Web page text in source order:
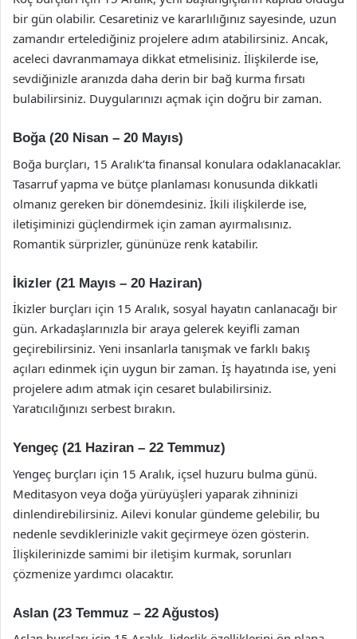
bir gün olabilir. Cesaretiniz ve kararlılığınız sayesinde, uzun
zamandır ertelediğiniz projelere adım atabilirsiniz. Ancak,
aceleci davranmamaya dikkat etmelisiniz. İlişkilerde ise,
sevdiğinizle aranızda daha derin bir bağ kurma fırsatı
bulabilirsiniz. Duygularınızı açmak için doğru bir zaman.
Boğa (20 Nisan – 20 Mayıs)
Boğa burçları, 15 Aralık’ta finansal konulara odaklanacaklar.
Tasarruf yapma ve bütçe planlaması konusunda dikkatli
olmanız gereken bir dönemdesiniz. İkili ilişkilerde ise,
iletişiminizi güçlendirmek için zaman ayırmalısınız.
Romantik sürprizler, gününüze renk katabilir.
İkizler (21 Mayıs – 20 Haziran)
İkizler burçları için 15 Aralık, sosyal hayatın canlanacağı bir
gün. Arkadaşlarınızla bir araya gelerek keyifli zaman
geçirebilirsiniz. Yeni insanlarla tanışmak ve farklı bakış
açıları edinmek için uygun bir zaman. İş hayatında ise, yeni
projelere adım atmak için cesaret bulabilirsiniz.
Yaratıcılığınızı serbest bırakın.
Yengeç (21 Haziran – 22 Temmuz)
Yengeç burçları için 15 Aralık, içsel huzuru bulma günü.
Meditasyon veya doğa yürüyüşleri yaparak zihninizi
dinlendirebilirsiniz. Ailevi konular gündeme gelebilir, bu
nedenle sevdiklerinizle vakit geçirmeye özen gösterin.
İlişkilerinizde samimi bir iletişim kurmak, sorunları
çözmenize yardımcı olacaktır.
Aslan (23 Temmuz – 22 Ağustos)